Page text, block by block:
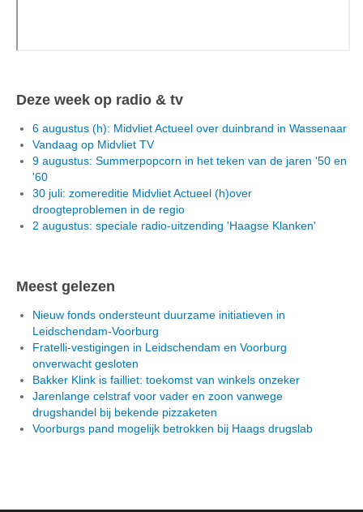
Deze week op radio & tv
6 augustus (h): Midvliet Actueel over duinbrand in Wassenaar
Vandaag op Midvliet TV
9 augustus: Summerpopcorn in het teken van de jaren '50 en
'60
30 juli: zomereditie Midvliet Actueel (h)over
droogteproblemen in de regio
2 augustus: speciale radio-uitzending 'Haagse Klanken'
Meest gelezen
Nieuw fonds ondersteunt duurzame initiatieven in
Leidschendam-Voorburg
Fratelli-vestigingen in Leidschendam en Voorburg
onverwacht gesloten
Bakker Klink is failliet: toekomst van winkels onzeker
Jarenlange celstraf voor vader en zoon vanwege
drugshandel bij bekende pizzaketen
Voorburgs pand mogelijk betrokken bij Haags drugslab